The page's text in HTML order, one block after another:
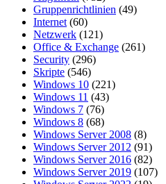
Gruppenrichtlinien (49)
Internet (60)
Netzwerk (121)
Office & Exchange (261)
Security (296)
Skripte (546)
Windows 10 (221)
Windows 11 (43)
Windows 7 (76)
Windows 8 (68)
Windows Server 2008 (8)
Windows Server 2012 (91)
Windows Server 2016 (82)
Windows Server 2019 (107)